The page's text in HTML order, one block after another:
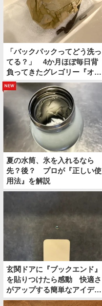
「バックパックってどう洗っ
てる？」 4か月ほぼ毎日背
負ってきたグレゴリー『オー
ルデイ』を…
new
夏の水筒、氷を入れるなら
先？後？ プロが『正しい使
用法』を解説
玄関ドアに『ブックエンド』
を貼りつけたら感動 快適さ
がアップする簡単なアイディ
アとは